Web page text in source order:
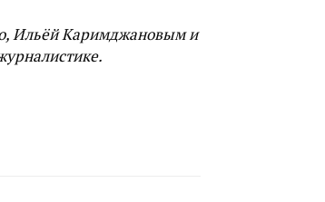
Ильёй Каримджановым и